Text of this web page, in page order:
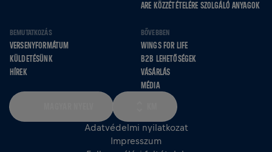
ARE KÖZZÉTÉTELÉRE SZOLGÁLÓ ANYAGOK
BEMUTATKOZÁS
VERSENYFORMÁTUM
KÜLDETÉSÜNK
HÍREK
BŐVEBBEN
WINGS FOR LIFE
B2B LEHETŐSÉGEK
VÁSÁRLÁS
MÉDIA
Adatvédelmi nyilatkozat
Impresszum